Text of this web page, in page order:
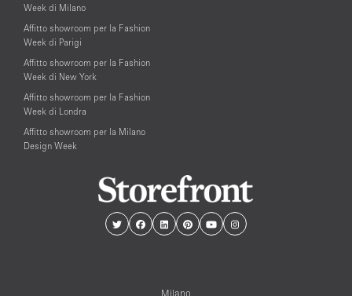
Week di Milano
Affitto showroom per la Fashion
Week di Parigi
Affitto showroom per la Fashion
Week di New York
Affitto showroom per la Fashion
Week di Londra
Affitto showroom per la Milano
Design Week
Milano